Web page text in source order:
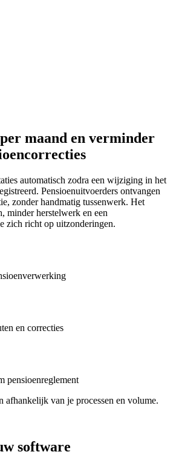
maand en verminder
automatisch zodra een wijziging in het
Pensioenuitvoerders ontvangen
zonder handmatig tussenwerk. Het
minder herstelwerk en een
zich richt op uitzonderingen.
en correcties
pensioenreglement
afhankelijk van je processen en volume.
software